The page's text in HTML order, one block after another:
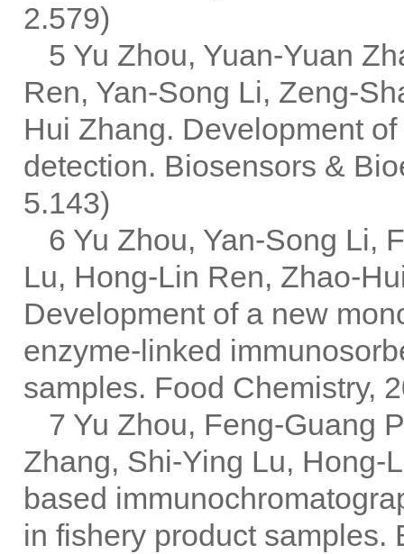
2.579)
5 Yu Zhou, Yuan-Yuan
Ren, Yan-Song Li, Zeng-
Hui Zhang. Development
detection. Biosensors &
5.143)
6 Yu Zhou, Yan-Song Li,
Lu, Hong-Lin Ren, Zhao-
Development of a new
enzyme-linked
samples. Food Chemistry,
7 Yu Zhou, Feng-Guang
Zhang, Shi-Ying Lu, Hong-
based
in fishery product